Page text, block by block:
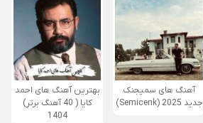
آهنگ های سمیجنک
جدید 2025 (Semicenk)
بهترین آهنگ های احمد
کایا ( 40 آهنگ برتر)
1404